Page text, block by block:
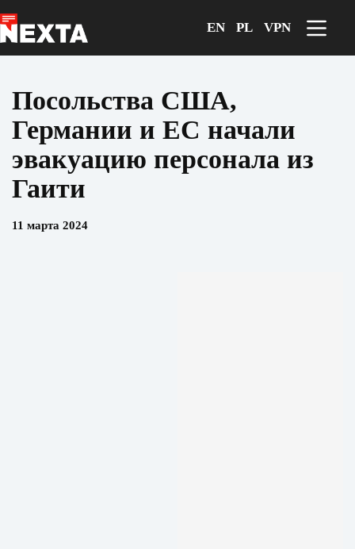
к
сути
EN PL VPN
Посольства США,
Германии и ЕС начали
эвакуацию персонала из
Гаити
11 марта 2024